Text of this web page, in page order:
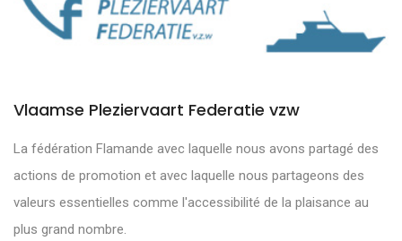
Vlaamse Pleziervaart Federatie vzw
La fédération Flamande avec laquelle nous avons partagé des
actions de promotion et avec laquelle nous partageons des
valeurs essentielles comme l'accessibilité de la plaisance au
plus grand nombre.